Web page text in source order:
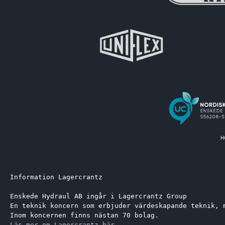
Information Lagercrantz
Enskede Hydraul AB ingår i Lagercrantz Group
En teknik koncern som erbjuder värdeskapande
Inom koncernen finns nästan 70 bolag.